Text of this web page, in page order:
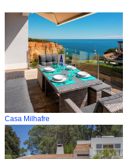
Casa Milhafre